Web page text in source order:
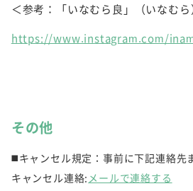
＜参考：「いなむら良」（いなむ
https://www.instagram.com/
その他
◼️キャンセル規定：事前に下記連絡先
キャンセル連絡: メールで連絡する